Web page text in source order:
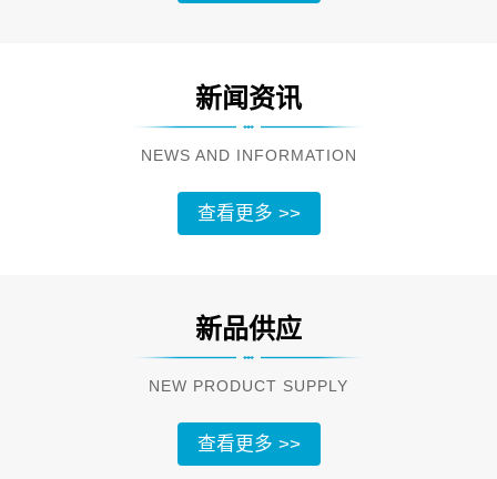
新闻资讯
NEWS AND INFORMATION
查看更多 >>
新品供应
NEW PRODUCT SUPPLY
查看更多 >>